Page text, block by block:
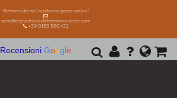
Benvenuto nel nostro negozio online!
vendite@vetreriadimensionevetro.com
+39 0163 560432
Recensioni Google